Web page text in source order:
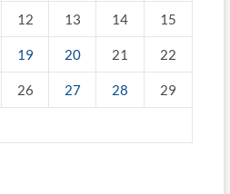
12 13 14 15
19 20 21 22
26 27 28 29